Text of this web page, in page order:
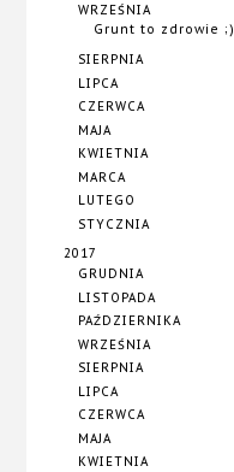
WRZEŚNIA
Grunt to zdrowie ;)
SIERPNIA
LIPCA
CZERWCA
MAJA
KWIETNIA
MARCA
LUTEGO
STYCZNIA
2017
GRUDNIA
LISTOPADA
PAŹDZIERNIKA
WRZEŚNIA
SIERPNIA
LIPCA
CZERWCA
MAJA
KWIETNIA